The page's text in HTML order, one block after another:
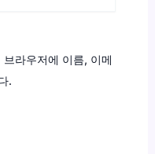
라우저에 이름, 이메
.